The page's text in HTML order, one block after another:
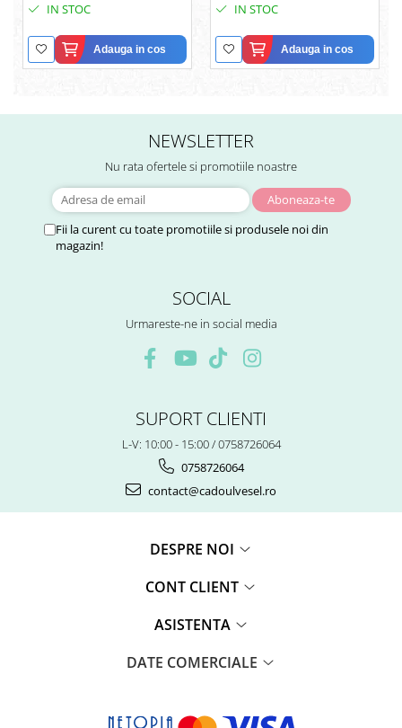
IN STOC
Adauga in cos
IN STOC
Adauga in cos
NEWSLETTER
Nu rata ofertele si promotiile noastre
Fii la curent cu toate promotiile si produsele noi din
magazin!
SOCIAL
Urmareste-ne in social media
SUPORT CLIENTI
L-V: 10:00 - 15:00 / 0758726064
0758726064
contact@cadoulvesel.ro
DESPRE NOI
CONT CLIENT
ASISTENTA
DATE COMERCIALE